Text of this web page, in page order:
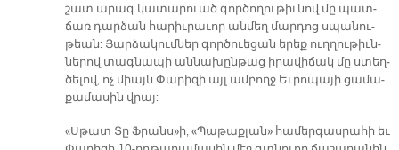
շատ ա­րագ կա­տա­րուած գոր­ծո­ղու­թիւ­նով մը պատ­
ճառ դար­ձան հա­րիւ­րա­ւոր ան­մեղ մար­դոց սպան­ու­
թեան: Յար­ձա­կում­ներ գոր­ծուե­ցան ե­րեք ուղ­ղու­թիւն­
նե­րով տագ­նա­պի ա­ննա­խըն­թաց ի­րա­վի­ճակ մը ստեղ­
ծե­լով, ոչ միայն Փա­րի­զի այլ ամ­բողջ Եւ­րո­պա­յի ցա­մա­
քա­մա­սին վրայ:
«Սթատ Տը Ֆրան­ս­»ի, «Պա­թաք­լա­ն» հա­մեր­գաս­րա­հի եւ